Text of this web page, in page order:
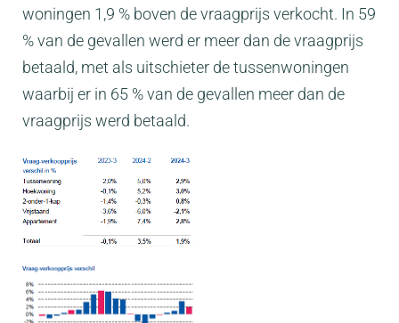
woningen 1,9 % boven de vraagprijs verkocht. In 59
% van de gevallen werd er meer dan de vraagprijs
betaald, met als uitschieter de tussenwoningen
waarbij er in 65 % van de gevallen meer dan de
vraagprijs werd betaald.